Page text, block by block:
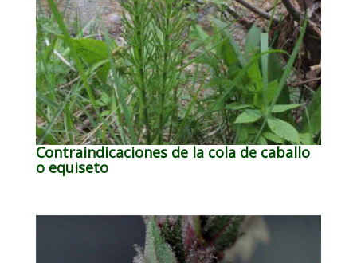
Contraindicaciones de la cola de caballo
o equiseto